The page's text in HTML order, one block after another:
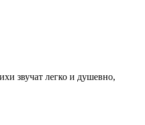
звучат легко и душевно,